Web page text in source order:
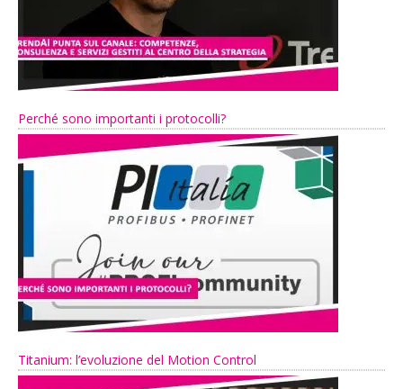
Perché sono importanti i protocolli?
Titanium: l’evoluzione del Motion Control